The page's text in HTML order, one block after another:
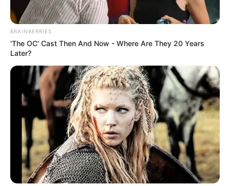
BRAINBERRIES
'The OC' Cast Then And Now - Where Are They 20 Years
Later?